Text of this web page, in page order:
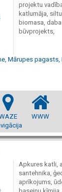
projektu
katlumāja,
biomasa,
būvprojekts,
Mārupes pagasts,
WWW
Apkures katli,
santehnika,
aprīkojums,
baseinu ķīmija,